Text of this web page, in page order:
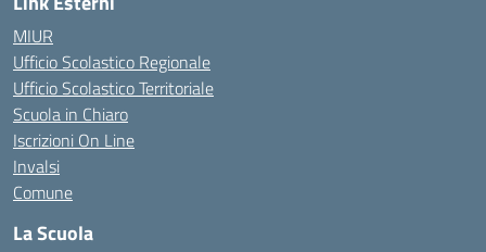
MIUR
Ufficio Scolastico Regionale
Ufficio Scolastico Territoriale
Scuola in Chiaro
Iscrizioni On Line
Invalsi
Comune
La Scuola